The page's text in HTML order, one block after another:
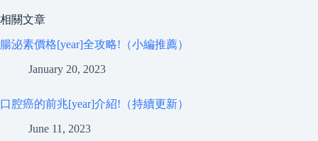
相關文章
腸泌素價格[year]全攻略!（小編推薦）
January 20, 2023
口腔癌的前兆[year]介紹!（持續更新）
June 11, 2023